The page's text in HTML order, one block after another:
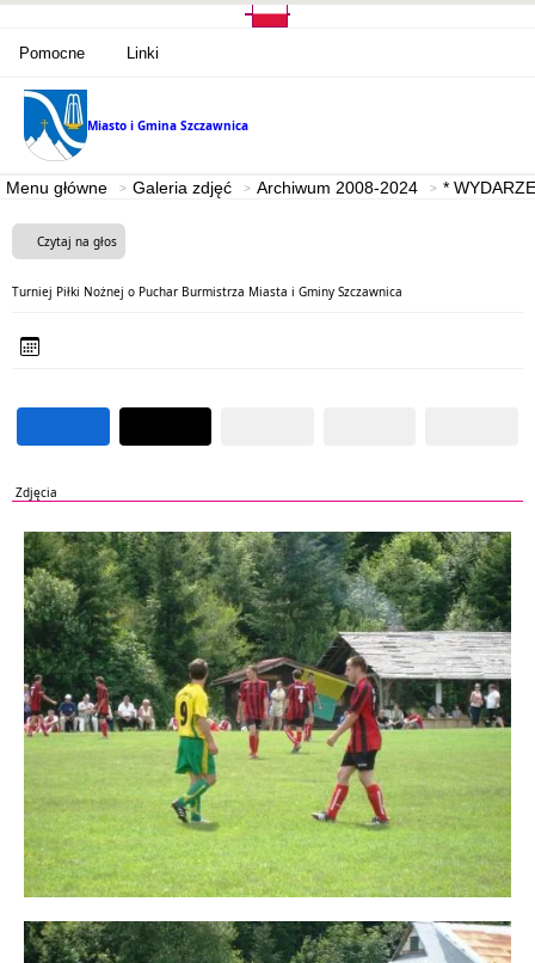
Pomocne Linki
Miasto i Gmina Szczawnica
Menu główne Galeria zdjęć Archiwum 2008-2024 *
Czytaj na głos
Turniej Piłki Nożnej o Puchar Burmistrza Miasta i Gminy Szczawnica
Zdjęcia